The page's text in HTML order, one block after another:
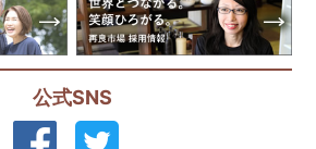
公式SNS